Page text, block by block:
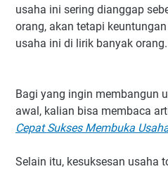
usaha ini sering dianggap
orang, akan tetapi
usaha ini di lirik banyak orang.
Bagi yang ingin membangun
awal, kalian bisa membaca
Cepat Sukses Membuka
Selain itu, kesuksesan usaha